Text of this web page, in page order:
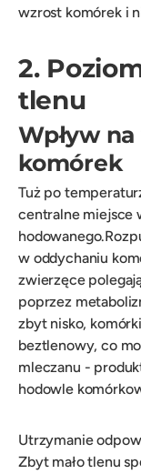
wzrost komórek i
2.
tlenu
Wpływ
komórek
Tuż po
centralne miejsce
w oddychaniu
zwierzęce
poprzez
zbyt nisko,
beztlenowy, co
mleczanu -
hodowle
Utrzymanie
Zbyt mało tlenu